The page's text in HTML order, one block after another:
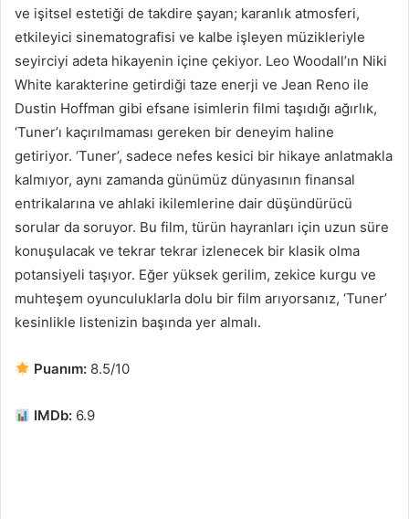
ve işitsel estetiği de takdire şayan; karanlık atmosferi,
etkileyici sinematografisi ve kalbe işleyen müzikleriyle
seyirciyi adeta hikayenin içine çekiyor. Leo Woodall’ın Niki
White karakterine getirdiği taze enerji ve Jean Reno ile
Dustin Hoffman gibi efsane isimlerin filmi taşıdığı ağırlık,
‘Tuner’ı kaçırılmaması gereken bir deneyim haline
getiriyor. ‘Tuner’, sadece nefes kesici bir hikaye anlatmakla
kalmıyor, aynı zamanda günümüz dünyasının finansal
entrikalarına ve ahlaki ikilemlerine dair düşündürücü
sorular da soruyor. Bu film, türün hayranları için uzun süre
konuşulacak ve tekrar tekrar izlenecek bir klasik olma
potansiyeli taşıyor. Eğer yüksek gerilim, zekice kurgu ve
muhteşem oyunculuklarla dolu bir film arıyorsanız, ‘Tuner’
kesinlikle listenizin başında yer almalı.
Puanım: 8.5/10
IMDb: 6.9